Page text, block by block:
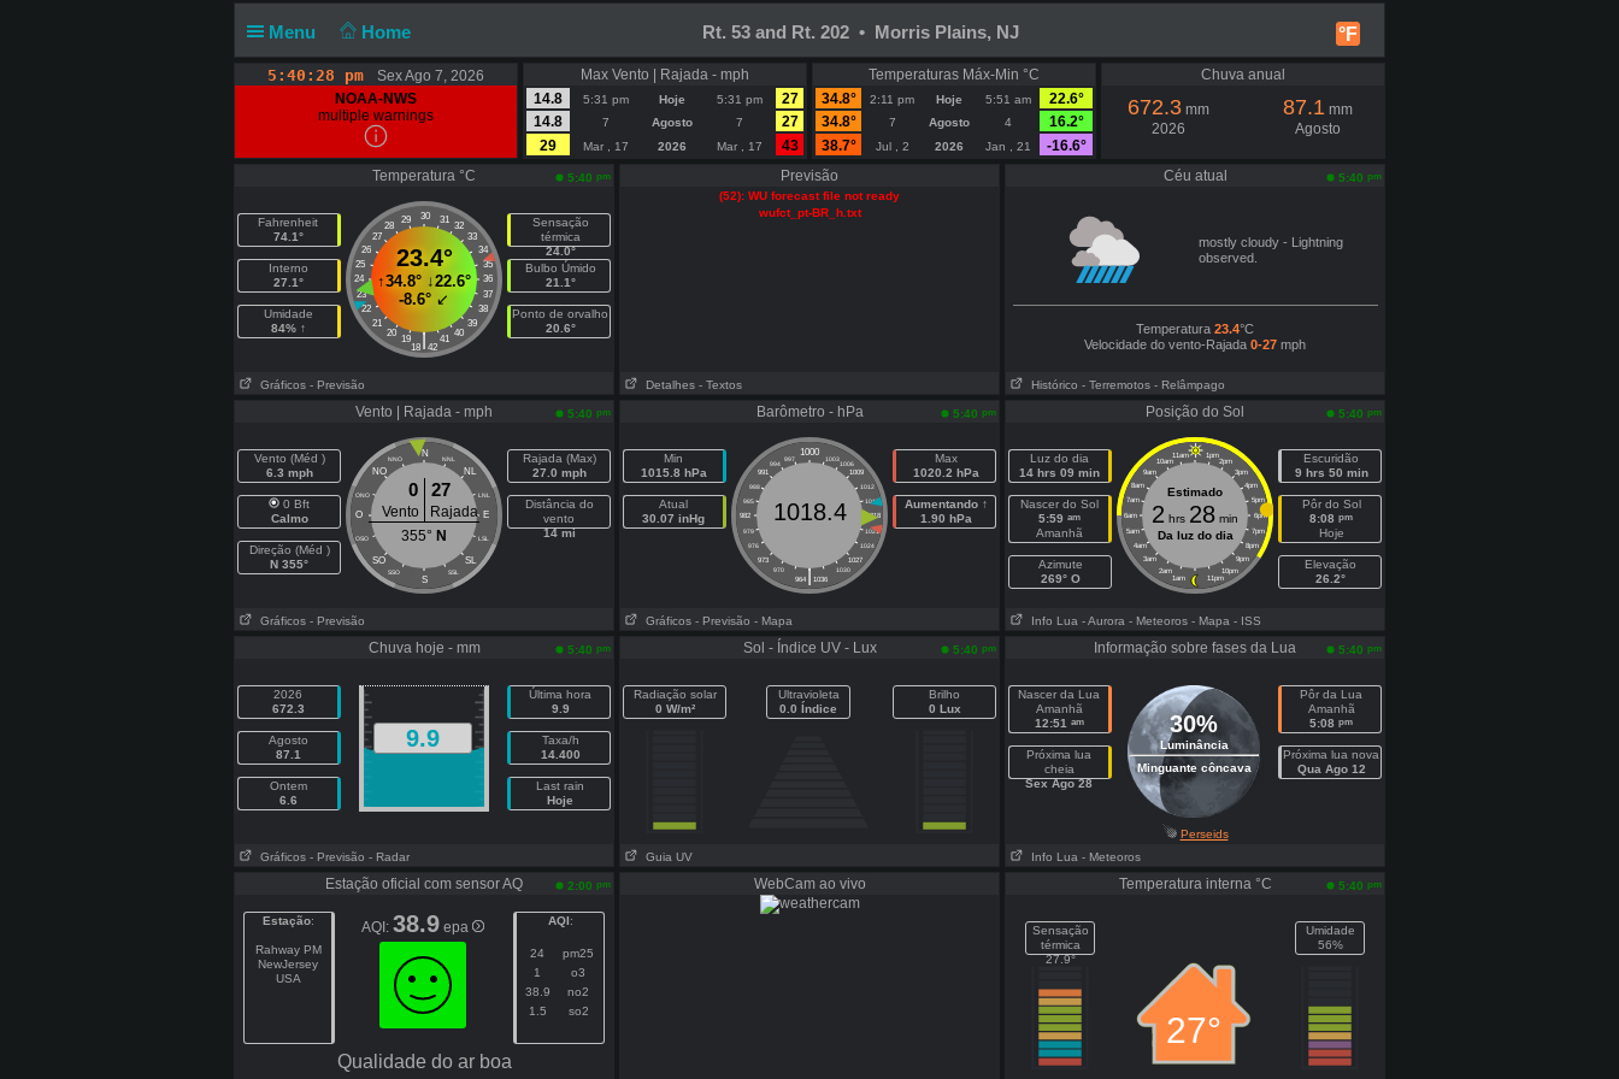
Menu Home °F
Rt. 53 and Rt. 202 • Morris Plains, NJ
5:40:28 pm
Sex Ago 7, 2026
NOAA-NWS
multiple warnings
Max Vento | Rajada - mph
14.8
5:31 pm Hoje 5:31 pm
27
14.8
7 Agosto 7
27
29
Mar , 17 2026 Mar , 17 43
Temperaturas Máx-Min °C
34.8°
2:11 pm Hoje 5:51 am
22.6°
34.8°
7 Agosto 4
16.2°
38.7°
Jul , 2 2026 Jan , 21 -16.6°
Chuva anual
672.3 mm
2026
87.1mm
Agosto
Temperatura °C 5:40 pm
Fahrenheit
74.1°
Interno
27.1°
Umidade
84% ↑
30
29 31
28
32
27
33
26
34
25
35
24
36
23
37
22
38
21
39
20
40
19 41
|
18 42
23.4°
↑34.8° ↓22.6°
-8.6° ↙
Sensação
térmica
24.0°
Bulbo Úmido
21.1°
Ponto de orvalho
20.6°
Gráficos - Previsão
Previsão
(52): WU forecast file not ready
wufct_pt-BR_h.txt
Detalhes - Textos
Céu atual 5:40 pm
mostly cloudy - Lightning
observed.
Temperatura 23.4°C
Velocidade do vento-Rajada 0-27 mph
Histórico - Terremotos - Relâmpago
Vento | Rajada - mph 5:40 pm
Vento (Méd )
6.3 mph
0 Bft
Calmo
Direção (Méd )
N 355°
N
NNO NNL
NO NL
ONO LNL
O E
OSO LSL
SO SL
SSO SSL
S
0 27
Vento
Rajada
355° N
Rajada (Max)
27.0 mph
Distância do
vento
14 mi
Gráficos - Previsão
Barômetro - hPa 5:40 pm
Min
1015.8 hPa
Atual
30.07 inHg
1000
997 1003
994
1006
991
1009
988
1012
985
1015
982
1018
979
1021
976
1024
973
1027
970
1030
|
964 1036
1018.4
Max
1020.2 hPa
Aumentando ↑
1.90 hPa
Gráficos - Previsão - Mapa
Posição do Sol 5:40 pm
Luz do dia
14 hrs 09 min
Nascer do Sol
5:59 am
Amanhã
Azimute
269° O
11am 1pm
10am 2pm
9am 3pm
8am 4pm
7am 5pm
6am 6pm
5am 7pm
4am 8pm
3am 9pm
2am 10pm
1am 11pm
Estimado
2 hrs 28 min
Da luz do dia
Escuridão
9 hrs 50 min
Pôr do Sol
8:08 pm
Hoje
Elevação
26.2°
Info Lua - Aurora - Meteoros - Mapa - ISS
Chuva hoje - mm 5:40 pm
2026
672.3
Agosto
87.1
Ontem
6.6
9.9
Última hora
9.9
Taxa/h
14.400
Last rain
Hoje
Gráficos - Previsão - Radar
Sol - Índice UV - Lux 5:40 pm
Radiação solar
0 W/m²
Ultravioleta
0.0 Índice
Brilho
0 Lux
Guia UV
Informação sobre fases da Lua 5:40 pm
Nascer da Lua
Amanhã
12:51 am
Próxima lua
cheia
Sex Ago 28
30%
Luminância
Minguante côncava
Pôr da Lua
Amanhã
5:08 pm
Próxima lua nova
Qua Ago 12
Perseids
Info Lua - Meteoros
Estação oficial com sensor AQ 2:00 pm
Estação:
Rahway PM
NewJersey
USA
AQI: 38.9 epa AQI:
24
pm25
1
o3
38.9
no2
1.5
so2
Qualidade do ar boa
WebCam ao vivo Temperatura interna °C 5:40 pm
Sensação
térmica
27.9°
27°
Umidade
56%